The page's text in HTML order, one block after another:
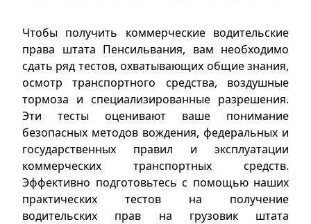
Чтобы получить коммерческие водительские
права штата Пенсильвания, вам необходимо
сдать ряд тестов, охватывающих общие знания,
осмотр транспортного средства, воздушные
тормоза и специализированные разрешения.
Эти тесты оценивают ваше понимание
безопасных методов вождения, федеральных и
государственных правил и эксплуатации
коммерческих транспортных средств.
Эффективно подготовьтесь с помощью наших
практических тестов на получение
водительских прав на грузовик штата